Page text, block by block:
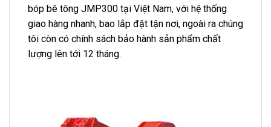
bóp bê tông JMP300 tại Việt Nam, với hệ thống
giao hàng nhanh, bao lắp đặt tận nơi, ngoài ra chúng
tôi còn có chính sách bảo hành sản phẩm chất
lượng lên tới 12 tháng.